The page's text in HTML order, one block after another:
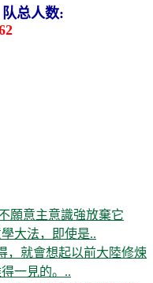
总人数:
願意主意識強放棄它
大法，即使是..
，就會想起以前大陸修煉
一見的。..